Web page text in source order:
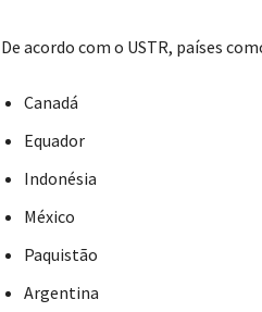
De acordo com o USTR, países
Canadá
Equador
Indonésia
México
Paquistão
Argentina